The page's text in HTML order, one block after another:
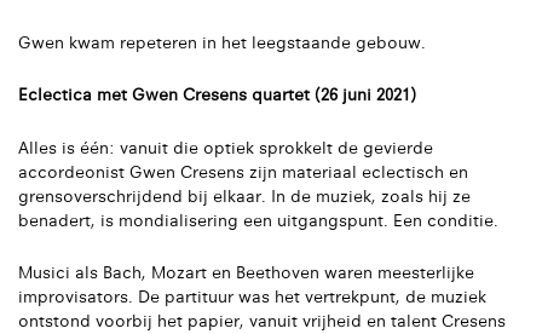
Gwen kwam repeteren in het leegstaande gebouw.
Eclectica met Gwen Cresens quartet (26 juni 2021)
Alles is één: vanuit die optiek sprokkelt de gevierde
accordeonist Gwen Cresens zijn materiaal eclectisch en
grensoverschrijdend bij elkaar. In de muziek, zoals hij ze
benadert, is mondialisering een uitgangspunt. Een conditie.
Musici als Bach, Mozart en Beethoven waren meesterlijke
improvisators. De partituur was het vertrekpunt, de muziek
ontstond voorbij het papier, vanuit vrijheid en talent Cresens